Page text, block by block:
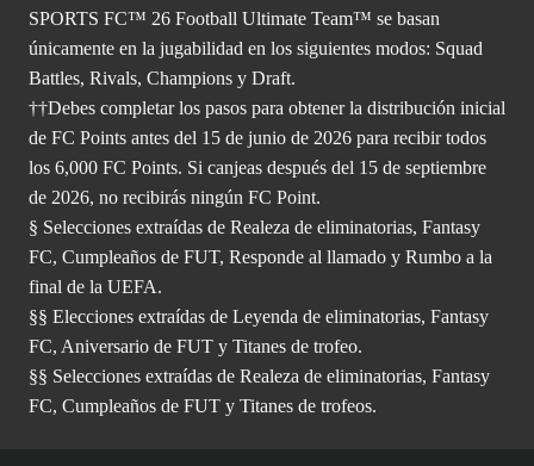
SPORTS FC™ 26 Football Ultimate Team™ se basan
únicamente en la jugabilidad en los siguientes modos: Squad
Battles, Rivals, Champions y Draft.
††Debes completar los pasos para obtener la distribución inicial
de FC Points antes del 15 de junio de 2026 para recibir todos
los 6,000 FC Points. Si canjeas después del 15 de septiembre
de 2026, no recibirás ningún FC Point.
§ Selecciones extraídas de Realeza de eliminatorias, Fantasy
FC, Cumpleaños de FUT, Responde al llamado y Rumbo a la
final de la UEFA.
§§ Elecciones extraídas de Leyenda de eliminatorias, Fantasy
FC, Aniversario de FUT y Titanes de trofeo.
§§ Selecciones extraídas de Realeza de eliminatorias, Fantasy
FC, Cumpleaños de FUT y Titanes de trofeos.